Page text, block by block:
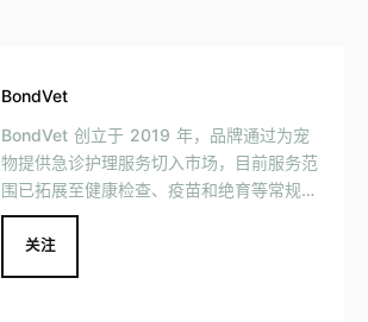
BondVet
BondVet 创立于 2019 年，品牌通过为宠
物提供急诊护理服务切入市场，目前服务范
围已拓展至健康检查、疫苗和绝育等常规护
理。除线下问诊外，BondVet 还为宠物主
提供远程问诊服务。
关注